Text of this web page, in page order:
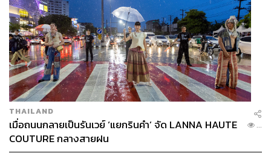
THAILAND
เมื่อถนนกลายเป็นรันเวย์ ‘แยกรินคำ’ จัด LANNA HAUTE
COUTURE กลางสายฝน
...